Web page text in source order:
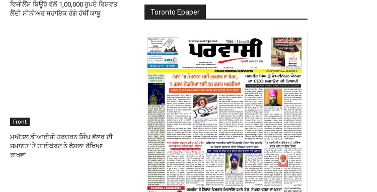
ਵਿਜੀਲੈਂਸ ਬਿਊਰੋ ਵੱਲੋਂ 1,00,000 ਰੁਪਏ ਰਿਸ਼ਵਤ
ਲੈਂਦੀ ਸੀਨੀਅਰ ਸਹਾਇਕ ਰੰਗੇ ਹੱਥੀਂ ਕਾਬੂ
Front
ਮੁਅੱਤਲ ਡੀਆਈਜੀ ਹਰਚਰਨ ਸਿੰਘ ਭੁੱਲਰ ਦੀ
ਜ਼ਮਾਨਤ ’ਤੇ ਹਾਈਕੋਰਟ ਨੇ ਫੈਸਲਾ ਰੱਖਿਆ
ਰਾਖਵਾਂ
Toronto Epaper